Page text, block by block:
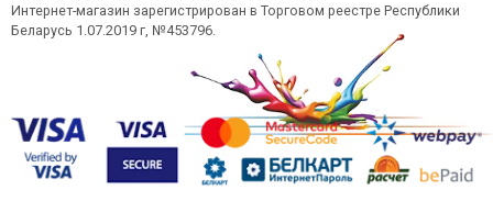
Интернет-магазин зарегистрирован в Торговом реестре Республики
Беларусь 1.07.2019 г, №453796.